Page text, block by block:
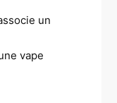
un
vape